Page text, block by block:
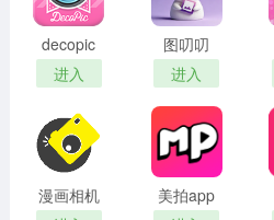
decopic
进入
图叨叨
进入
漫画相机
美拍app